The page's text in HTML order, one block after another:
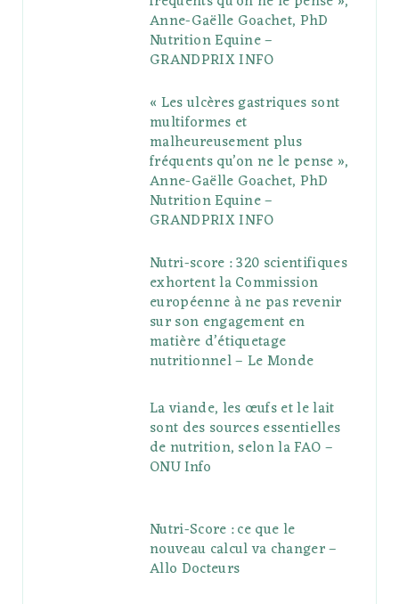
s
m
Anne-Gaëlle Goachet, PhD
Nutrition Equine –
GRANDPRIX INFO
« Les ulcères gastriques sont
multiformes et
malheureusement plus
fréquents qu’on ne le pense »,
Anne-Gaëlle Goachet, PhD
Nutrition Equine –
GRANDPRIX INFO
Nutri-score : 320 scientifiques
exhortent la Commission
européenne à ne pas revenir
sur son engagement en
matière d’étiquetage
nutritionnel – Le Monde
La viande, les œufs et le lait
sont des sources essentielles
de nutrition, selon la FAO –
ONU Info
Nutri-Score : ce que le
nouveau calcul va changer –
Allo Docteurs